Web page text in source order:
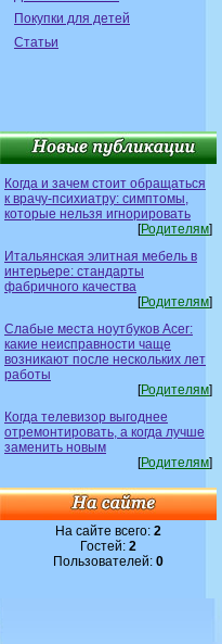
Покупки для детей
Статьи
Когда и зачем стоит обращаться
к врачу-психиатру: симптомы,
которые нельзя игнорировать
[Родителям]
Итальянская элитная мебель в
интерьере: стандарты
фабричного качества
[Родителям]
Слабые места ноутбуков Acer:
какие неисправности чаще
возникают после нескольких лет
работы
[Родителям]
Когда телевизор выгоднее
отремонтировать, а когда лучше
заменить новым
[Родителям]
На сайте всего: 2
Гостей: 2
Пользователей: 0